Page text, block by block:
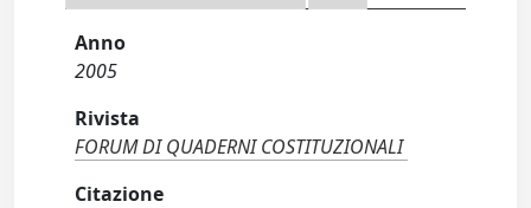
Anno
2005
Rivista
FORUM DI QUADERNI COSTITUZIONALI
Citazione